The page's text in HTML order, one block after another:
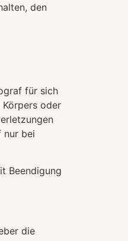
den
für sich
oder
nur bei
Beendigung
die